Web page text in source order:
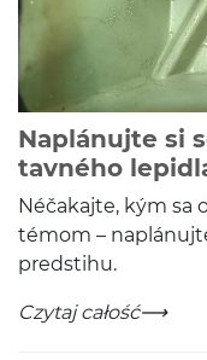
Naplánujte si
tavného
Néčaka­jte, kým sa
té­mom –
predstihu.
Naplánujte si
-Czytaj całość